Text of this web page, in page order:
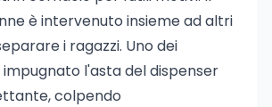
è intervenuto insieme ad altri
i ragazzi. Uno dei
l'asta del dispenser
colpendo